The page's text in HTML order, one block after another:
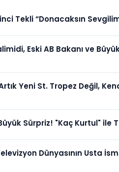
Tekli “Donacaksın
Eski AB Bakanı ve
Yeni St. Tropez Değil,
Sürpriz! "Kaç Kurtul" ile
Dünyasının Usta